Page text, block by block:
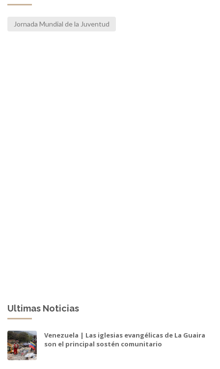
Jornada Mundial de la Juventud
Ultimas Noticias
Venezuela | Las iglesias evangélicas de La Guaira
son el principal sostén comunitario